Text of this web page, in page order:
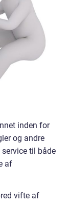
inden for
og andre
til både
af
vifte af